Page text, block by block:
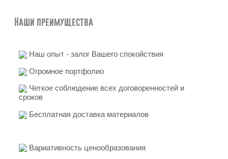
Наши преимущества
Наш опыт - залог Вашего спокойствия
Огромное портфолио
Четкое соблюдение всех договоренностей и
сроков
Бесплатная доставка материалов
Вариативность ценообразования